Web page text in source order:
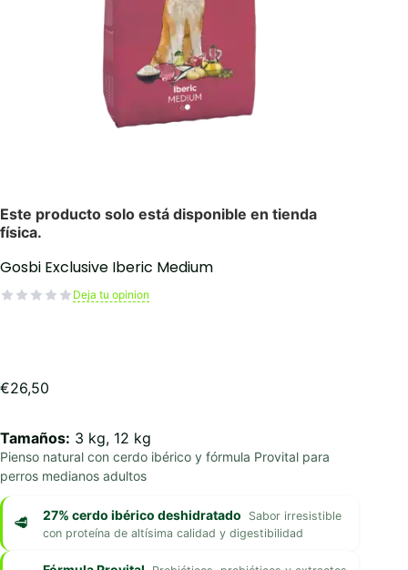
Gosbi Exclusive Iberic Medium
Deja tu opinion
€26,50
Tamaños: 3 kg, 12 kg
Pienso natural con cerdo ibérico y fórmula Provital para
perros medianos adultos
27% cerdo ibérico deshidratado
Sabor irresistible
con proteína de altísima calidad y digestibilidad